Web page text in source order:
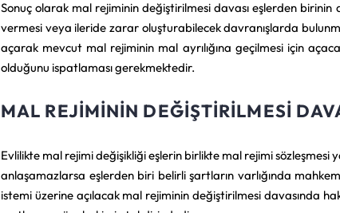
Sonuç olarak mal rejiminin değiştirilmesi davası eşlerden
vermesi veya ileride zarar oluşturabilecek davranışlarda
açarak mevcut mal rejiminin mal ayrılığına geçilmesi için
olduğunu ispatlaması gerekmektedir.
MAL REJIMININ DEĞIŞTIRILMESI
Evlilikte mal rejimi değişikliği eşlerin birlikte mal rejimi
anlaşamazlarsa eşlerden biri belirli şartların varlığında
istemi üzerine açılacak mal rejiminin değiştirilmesi davasında